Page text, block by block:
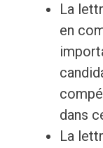
La
en
dans
La